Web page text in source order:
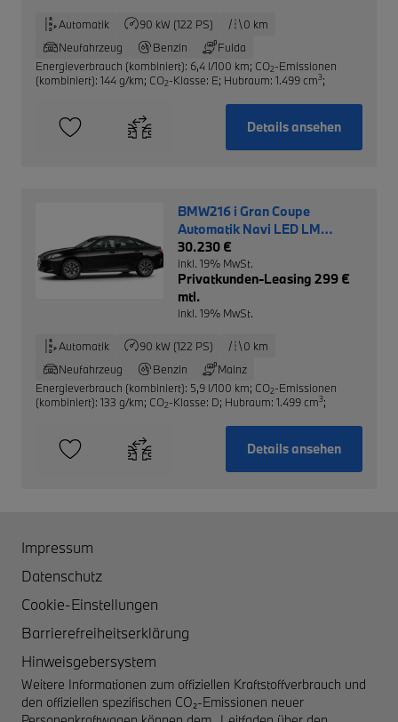
Automatik 90 kW (122 PS)
0 km
Neufahrzeug
Benzin
Fulda
Energieverbrauch (kombiniert): 6,4 l/100 km; CO2-Emissionen
(kombiniert): 144 g/km; CO2-Klasse: E; Hubraum: 1.499 cm3;
Details ansehen
BMW216 i Gran Coupe
Automatik Navi LED LM
Driving Ass.
30.230 €
inkl. 19% MwSt.
Privatkunden-Leasing 299 €
mtl.
inkl. 19% MwSt.
Automatik 90 kW (122 PS)
0 km
Neufahrzeug
Benzin
Mainz
Energieverbrauch (kombiniert): 5,9 l/100 km; CO2-Emissionen
(kombiniert): 133 g/km; CO2-Klasse: D; Hubraum: 1.499 cm3;
Details ansehen
Impressum
Datenschutz
Cookie-Einstellungen
Barrierefreiheitserklärung
Hinweisgebersystem
Weitere Informationen zum offiziellen Kraftstoffverbrauch und
den offiziellen spezifischen CO₂-Emissionen neuer